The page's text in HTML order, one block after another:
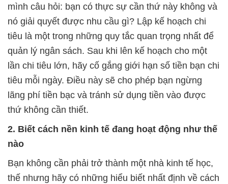
mình câu hỏi: bạn có thực sự cần thứ này không và
nó giải quyết được nhu cầu gì? Lập kế hoạch chi
tiêu là một trong những quy tắc quan trọng nhất để
quản lý ngân sách. Sau khi lên kế hoạch cho một
lần chi tiêu lớn, hãy cố gắng giới hạn số tiền bạn chi
tiêu mỗi ngày. Điều này sẽ cho phép bạn ngừng
lãng phí tiền bạc và tránh sử dụng tiền vào được
thứ không cần thiết.
2. Biết cách nền kinh tế đang hoạt động như thế
nào
Bạn không cần phải trở thành một nhà kinh tế học,
thế nhưng hãy có những hiểu biết nhất định về cách